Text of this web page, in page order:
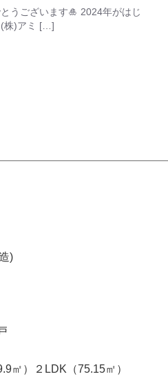
)
㎡）２LDK（75.15㎡）
うございます🎍 2024年がはじ
(株)アミ […]